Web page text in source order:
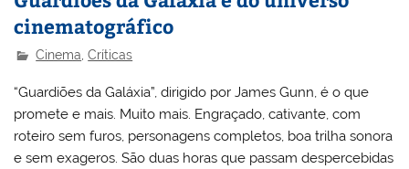
cinematográfico
Cinema ,Críticas
“Guardiões da Galáxia”, dirigido por James Gunn, é o que
promete e mais. Muito mais. Engraçado, cativante, com
roteiro sem furos, personagens completos, boa trilha sonora
e sem exageros. São duas horas que passam despercebidas